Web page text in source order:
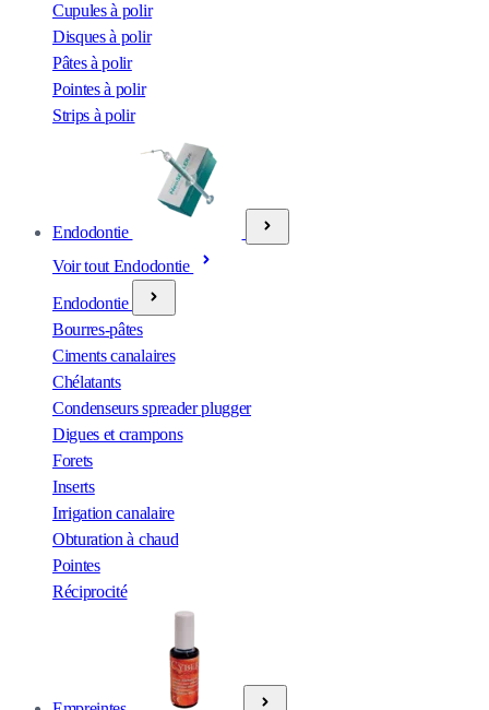
Cupules à polir
Disques à polir
Pâtes à polir
Pointes à polir
Strips à polir
Endodontie
Voir tout Endodontie
Endodontie
Bourres-pâtes
Ciments canalaires
Chélatants
Condenseurs spreader plugger
Digues et crampons
Forets
Inserts
Irrigation canalaire
Obturation à chaud
Pointes
Réciprocité